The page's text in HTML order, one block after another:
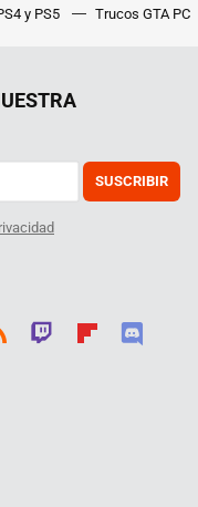
y PS5 Trucos GTA PC
SUSCRIBIR